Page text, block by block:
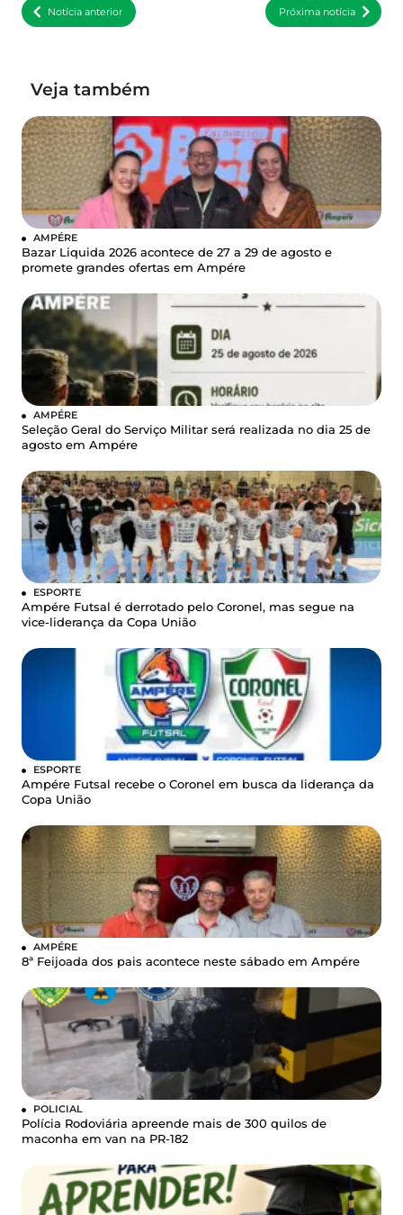
Notícia anterior Próxima notícia
Veja também
AMPÉRE
Bazar Liquida 2026 acontece de 27 a 29 de agosto e
promete grandes ofertas em Ampére
AMPÉRE
Seleção Geral do Serviço Militar será realizada no dia 25 de
agosto em Ampére
ESPORTE
Ampére Futsal é derrotado pelo Coronel, mas segue na
vice-liderança da Copa União
ESPORTE
Ampére Futsal recebe o Coronel em busca da liderança da
Copa União
AMPÉRE
8ª Feijoada dos pais acontece neste sábado em Ampére
POLICIAL
Polícia Rodoviária apreende mais de 300 quilos de
maconha em van na PR-182